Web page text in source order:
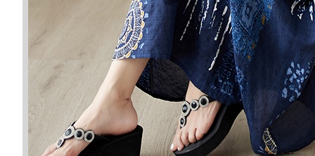
✚ Baju Baby Custom Nama 'Dawwas Azri'